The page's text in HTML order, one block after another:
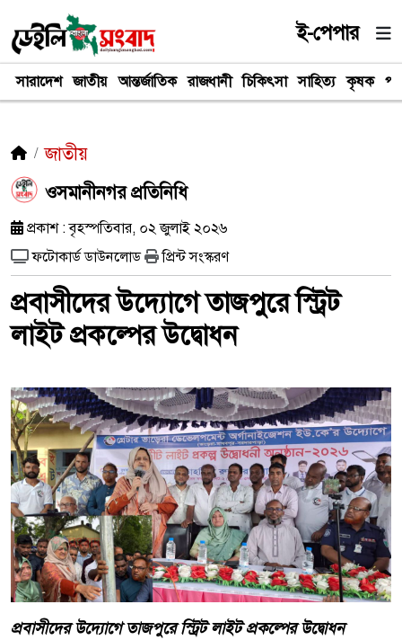
ই-পেপার
সারাদেশ জাতীয় আন্তর্জাতিক রাজধানী চিকিৎসা সাহিত্য কৃষক
জাতীয়
ওসমানীনগর প্রতিনিধি
প্রকাশ : বৃহস্পতিবার, ০২ জুলাই ২০২৬
ফটোকার্ড ডাউনলোড
প্রিন্ট সংস্করণ
প্রবাসীদের উদ্যোগে তাজপুরে স্ট্রিট
লাইট প্রকল্পের উদ্বোধন
প্রবাসীদের উদ্যোগে তাজপুরে স্ট্রিট লাইট প্রকল্পের উদ্বোধন